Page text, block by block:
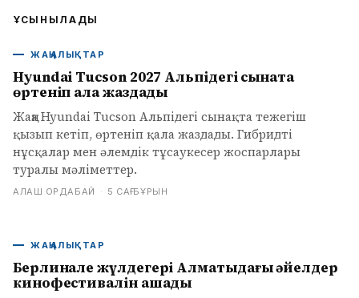
ҰСЫНЫЛАДЫ
ЖАҢАЛЫҚТАР
Hyundai Tucson 2027 Альпідегі сынақта
өртеніп қала жаздады
Жаңа Hyundai Tucson Альпідегі сынақта тежегіш
қызып кетіп, өртеніп қала жаздады. Гибридті
нұсқалар мен әлемдік тұсаукесер жоспарлары
туралы мәліметтер.
АЛАШ ОРДАБАЙ · 5 САҒ БҰРЫН
ЖАҢАЛЫҚТАР
Берлинале жүлдегері Алматыдағы әйелдер
кинофестивалін ашады